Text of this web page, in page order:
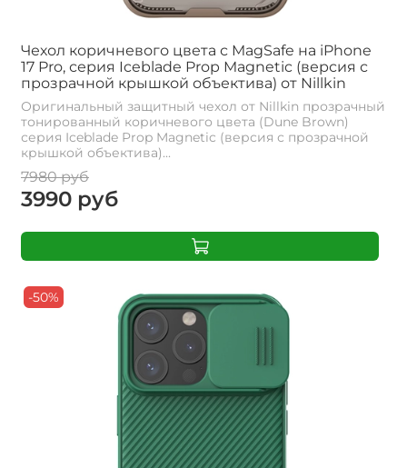
Чехол коричневого цвета с MagSafe на iPhone
17 Pro, серия Iceblade Prop Magnetic (версия с
прозрачной крышкой объектива) от Nillkin
Оригинальный защитный чехол от Nillkin прозрачный
тонированный коричневого цвета (Dune Brown)
серия Iceblade Prop Magnetic (версия с прозрачной
крышкой объектива)...
7980 руб
3990 руб
-50%